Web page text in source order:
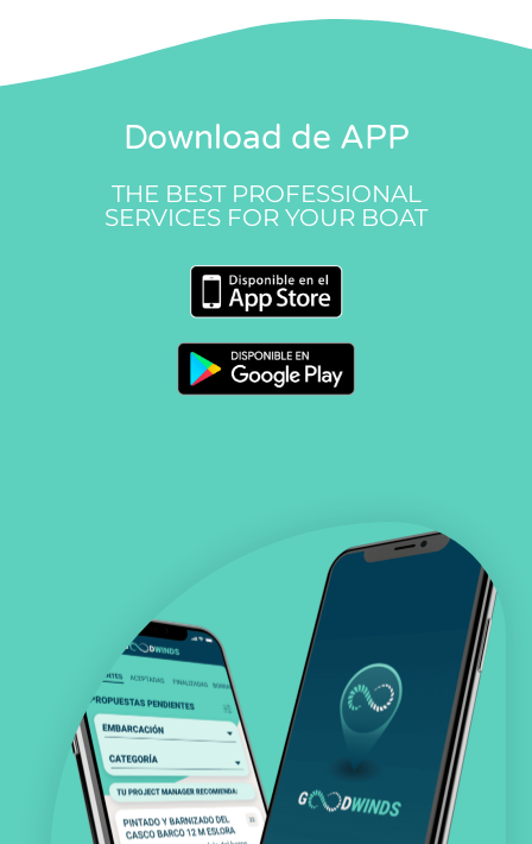
Download de APP
THE BEST PROFESSIONAL
SERVICES FOR YOUR BOAT